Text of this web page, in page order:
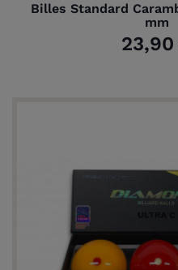
Billes Standard
mm